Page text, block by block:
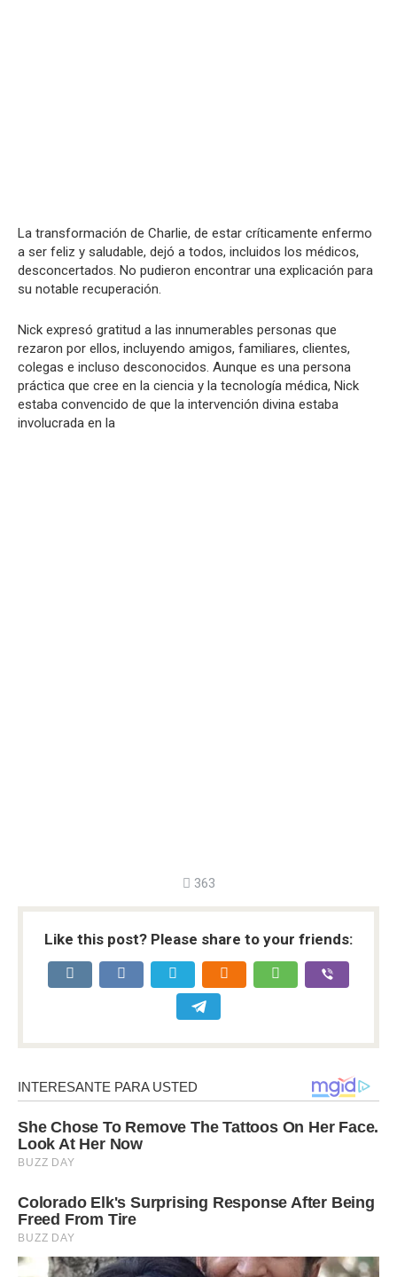
La transformación de Charlie, de estar críticamente enfermo
a ser feliz y saludable, dejó a todos, incluidos los médicos,
desconcertados. No pudieron encontrar una explicación para
su notable recuperación.
Nick expresó gratitud a las innumerables personas que
rezaron por ellos, incluyendo amigos, familiares, clientes,
colegas e incluso desconocidos. Aunque es una persona
práctica que cree en la ciencia y la tecnología médica, Nick
estaba convencido de que la intervención divina estaba
involucrada en la
363
Like this post? Please share to your friends: